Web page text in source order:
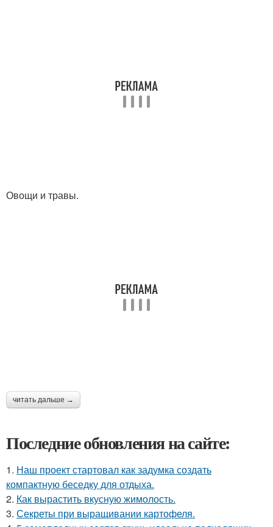
Овощи и травы.
читать дальше →
Последние обновления на сайте:
1. Наш проект стартовал как задумка создать
компактную беседку для отдыха.
2. Как вырастить вкусную жимолость.
3. Секреты при выращивании картофеля.